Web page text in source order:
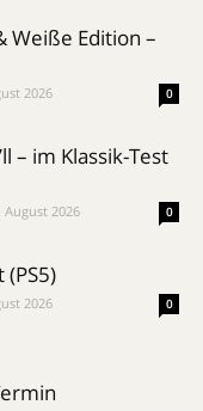
Weiße Edition –
2026 0
– im Klassik-Test
August 2026 0
2026 0